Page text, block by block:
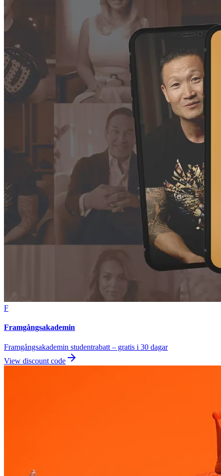
F
Framgångsakademin
Framgångsakademin studentrabatt – gratis i 30 dagar
View discount code